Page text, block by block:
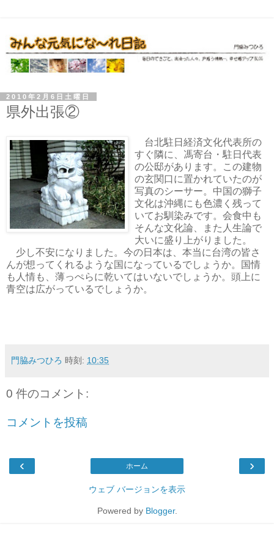
2010年2月6日土曜日
県外出張②
台北駐日経済文化代表所の
すぐ隣に、馮寄台・駐日代表
の公邸があります。この建物
の玄関口に置かれていたのが
写真のシーサー。中国の獅子
文化は沖縄にも色濃く残って
いてお馴染みです。会食中も
そんな文化論、また人生論で
大いに盛り上がりました。
少し不安になりました。今の日本は、本当に台湾の皆さ
んが想ってくれるような国になっているでしょうか。国情
も人情も、薄っぺらに乾いてはいないでしょうか。頭上に
青空は広がっているでしょうか。
門脇みつひろ 時刻: 10:35
0 件のコメント:
コメントを投稿
‹ ›
ホーム
ウェブ バージョンを表示
Powered by Blogger.